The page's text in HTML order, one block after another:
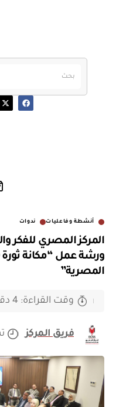
أنشطة وفاعليات ندوات
المركز المصري للفكر
المصرية”
فريق المركز تم
وقت القراءة: 4 دقيقة